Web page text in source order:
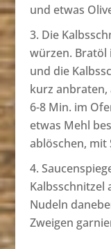
und etwas
Die
würzen. Bratöl
und die
kurz anbraten,
6-8 Min. im
etwas Mehl
ablöschen, mit
Kalbsschnitzel
Nudeln
Zweigen